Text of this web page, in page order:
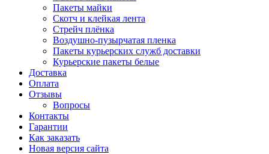
Пакеты майки
Скотч и клейкая лента
Стрейч плёнка
Воздушно-пузырчатая пленка
Пакеты курьерских служб доставки
Курьерские пакеты белые
Доставка
Оплата
Отзывы
Вопросы
Контакты
Гарантии
Как заказать
Новая версия сайта